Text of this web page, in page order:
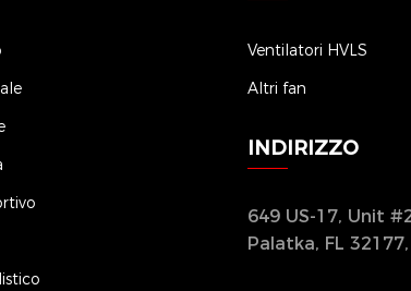
Ventilatori HVLS
Altri fan
INDIRIZZO
649 US-17, Unit
Palatka, FL 32177,